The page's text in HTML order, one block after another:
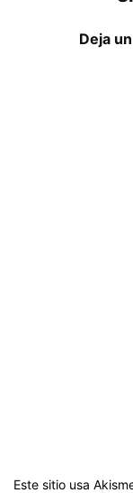
Deja
Este sitio usa